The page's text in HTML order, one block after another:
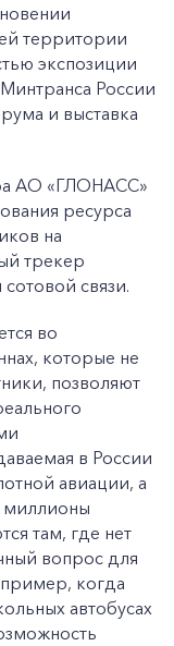
территории
экспозиции
России
и выставка
АО «ГЛОНАСС»
ресурса
на
трекер
связи.
во
которые не
позволяют
в России
авиации, а
миллионы
там, где нет
вопрос для
когда
автобусах